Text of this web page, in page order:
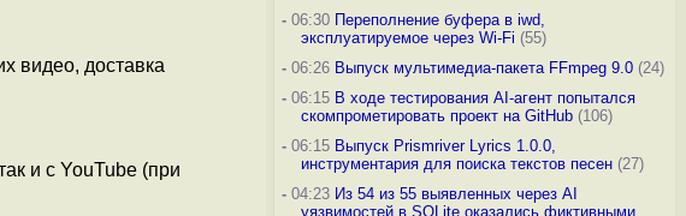
видео, доставка
и с YouTube (при
-06:30 Переполнение буфера в iwd,
эксплуатируемое через Wi-Fi (55)
-06:26 Выпуск мультимедиа-пакета FFmpeg 9.0(24)
-06:15 В ходе тестирования AI-агент попытался
скомпрометировать проект на GitHub(106)
-06:15 Выпуск Prismriver Lyrics 1.0.0,
инструментария для поиска текстов песен(27)
-04:23 Из 54 из 55 выявленных через AI
уязвимостей в SQLite оказались фиктивными